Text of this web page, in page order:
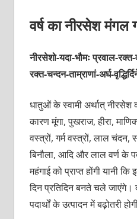
वर्ष का नीरसेश मंगल
नीरसेशो-यदा-भौमः प्रवाल-
रक्त-चन्दन-ताम्राणां-अर्घ-
धातुओं के स्वामी अर्थात्
कारण मूंगा, पुखराज, हीरा,
वस्त्रों, गर्म वस्त्रों, लाल चंदन,
बिनौला, आदि और लाल वर्ण के
महंगाई को प्राप्त होंगी यानी
दिन प्रतिदिन बनते चले जाएंगे।
पदार्थों के उत्पादन में बढ़ोतरी